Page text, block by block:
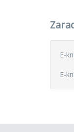
E-
E-